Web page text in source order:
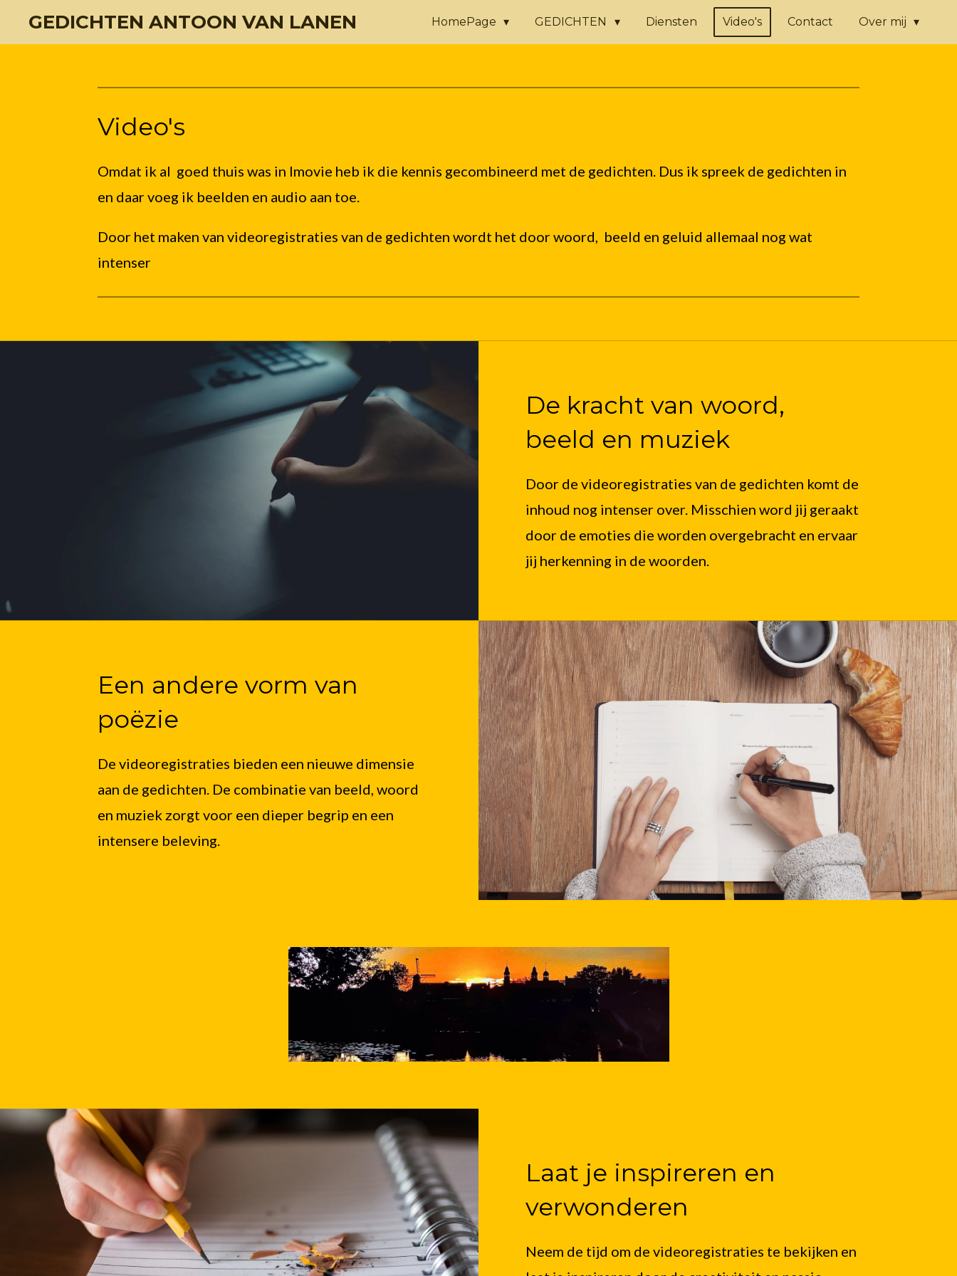
direct
GEDICHTEN ANTOON VAN LANEN HomePage GEDICHTEN Diensten Video's Contact Over mij
Video's
Omdat ik al goed thuis was in Imovie heb ik die kennis gecombineerd met de gedichten. Dus ik spreek de gedichten in
en daar voeg ik beelden en audio aan toe.
Door het maken van videoregistraties van de gedichten wordt het door woord, beeld en geluid allemaal nog wat
intenser
De kracht van woord,
beeld en muziek
Door de videoregistraties van de gedichten komt de
inhoud nog intenser over. Misschien word jij geraakt
door de emoties die worden overgebracht en ervaar
jij herkenning in de woorden.
Een andere vorm van
poëzie
De videoregistraties bieden een nieuwe dimensie
aan de gedichten. De combinatie van beeld, woord
en muziek zorgt voor een dieper begrip en een
intensere beleving.
Laat je inspireren en
verwonderen
Neem de tijd om de videoregistraties te bekijken en